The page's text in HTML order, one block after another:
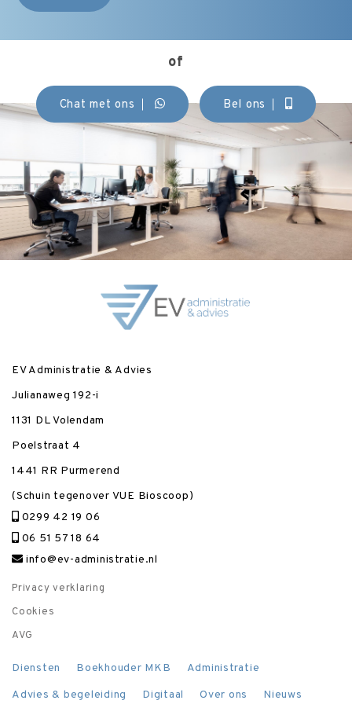
of
Chat met ons Bel ons
EV Administratie & Advies
Julianaweg 192-i
1131 DL Volendam
Poelstraat 4
1441 RR Purmerend
(Schuin tegenover VUE Bioscoop)
0299 42 19 06
06 51 57 18 64
info@ev-administratie.nl
Privacy verklaring
Cookies
AVG
Diensten Boekhouder MKB
Administratie
Advies & begeleiding
Digitaal Over ons Nieuws